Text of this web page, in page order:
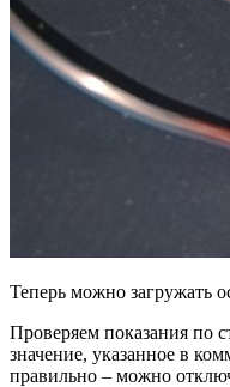
Теперь можно загружать
Проверяем показания по
значение, указанное в
правильно – можно